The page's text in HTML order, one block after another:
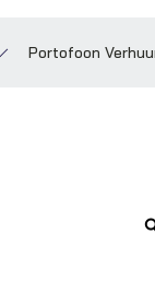
Portofoon